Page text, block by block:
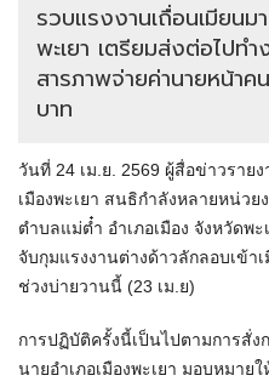
รวบแรงงานเถื่อนเมียน
พะเยา เตรียมส่งต่อไป
สารภาพจ่ายค่านายหน้า
บาท
วันที่ 24 เม.ย. 2569 ผู้สื่อข่าวราย
เมืองพะเยา สนธิกำลังหลายหน่ว
ตำบลแม่ต๋ำ อำเภอเมือง จังหวัดพะ
จับกุมแรงงานต่างด้าวลักลอบเข้า
ช่วงบ่ายวานนี้ (23 เม.ย)
การปฏิบัติครั้งนี้เป็นไปตามการสั่ง
นายอำเภอเมืองพะเยา มอบหมาย